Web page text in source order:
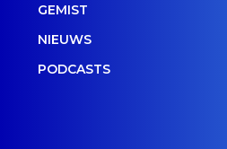
GEMIST
NIEUWS
PODCASTS